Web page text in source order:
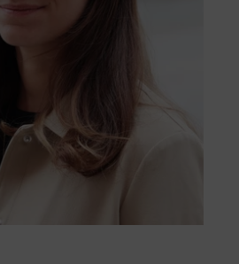
planowania,
po zarządzanie.